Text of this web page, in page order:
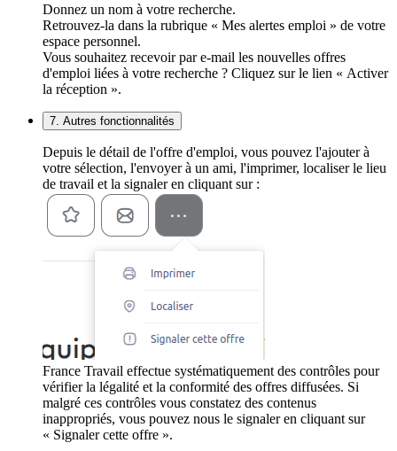
Donnez un nom à votre recherche.
Retrouvez-la dans la rubrique « Mes alertes emploi » de votre
espace personnel.
Vous souhaitez recevoir par e-mail les nouvelles offres
d'emploi liées à votre recherche ? Cliquez sur le lien « Activer
la réception ».
7. Autres fonctionnalités
Depuis le détail de l'offre d'emploi, vous pouvez l'ajouter à
votre sélection, l'envoyer à un ami, l'imprimer, localiser le lieu
de travail et la signaler en cliquant sur :
France Travail effectue systématiquement des contrôles pour
vérifier la légalité et la conformité des offres diffusées. Si
malgré ces contrôles vous constatez des contenus
inappropriés, vous pouvez nous le signaler en cliquant sur
« Signaler cette offre ».